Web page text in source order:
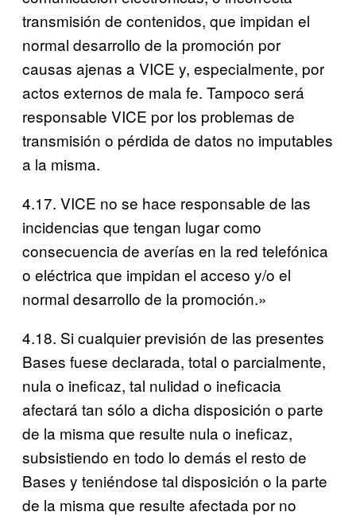
transmisión de contenidos, que impidan el
normal desarrollo de la promoción por
causas ajenas a VICE y, especialmente, por
actos externos de mala fe. Tampoco será
responsable VICE por los problemas de
transmisión o pérdida de datos no imputables
a la misma.
4.17. VICE no se hace responsable de las
incidencias que tengan lugar como
consecuencia de averías en la red telefónica
o eléctrica que impidan el acceso y/o el
normal desarrollo de la promoción.»
4.18. Si cualquier previsión de las presentes
Bases fuese declarada, total o parcialmente,
nula o ineficaz, tal nulidad o ineficacia
afectará tan sólo a dicha disposición o parte
de la misma que resulte nula o ineficaz,
subsistiendo en todo lo demás el resto de
Bases y teniéndose tal disposición o la parte
de la misma que resulte afectada por no